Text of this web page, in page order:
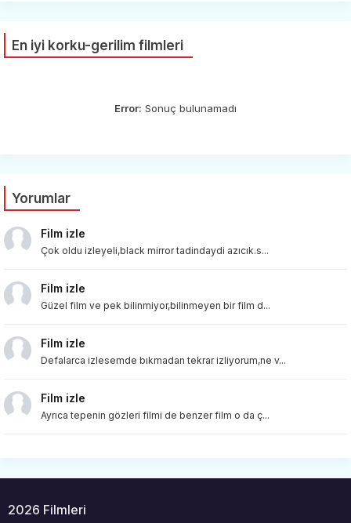
En iyi korku-gerilim filmleri
Error: Sonuç bulunamadı
Yorumlar
Film izle
Çok oldu izleyeli,black mirror tadindaydi azıcık.s...
Film izle
Güzel film ve pek bilinmiyor,bilinmeyen bir film d...
Film izle
Defalarca izlesemde bıkmadan tekrar izliyorum,ne v...
Film izle
Ayrıca tepenin gözleri filmi de benzer film o da ç...
2026 Filmleri